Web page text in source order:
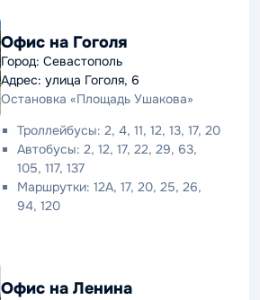
Офис на Гоголя
Город: Севастополь
Адрес: улица Гоголя, 6
Остановка «Площадь Ушакова»
Троллейбусы: 2, 4, 11, 12, 13, 17, 20
Автобусы: 2, 12, 17, 22, 29, 63,
105, 117, 137
Маршрутки: 12А, 17, 20, 25, 26,
94, 120
Офис на Ленина